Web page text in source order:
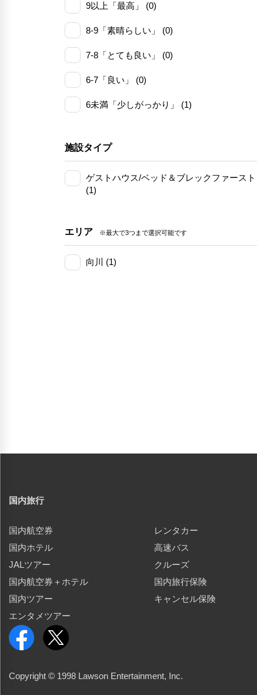
9以上「最高」 (0)
8-9「素晴らしい」 (0)
7-8「とても良い」 (0)
6-7「良い」 (0)
6未満「少しがっかり」 (1)
施設タイプ
ゲストハウス/ベッド＆ブレックファースト
(1)
エリア ※最大で3つまで選択可能です
向川 (1)
国内旅行
国内航空券
国内ホテル
JALツアー
国内航空券＋ホテル
国内ツアー
エンタメツアー
レンタカー
高速バス
クルーズ
国内旅行保険
キャンセル保険
Copyright © 1998 Lawson Entertainment, Inc.